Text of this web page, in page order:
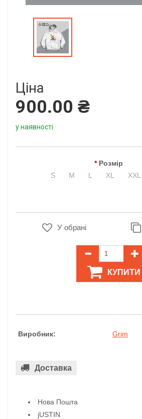
Ціна
900.00 ₴
у наявності
Розмір
S
M L XL XXL
У обрані
КУПИТИ
Виробник: Grim
Доставка
Нова Пошта
jUSTIN